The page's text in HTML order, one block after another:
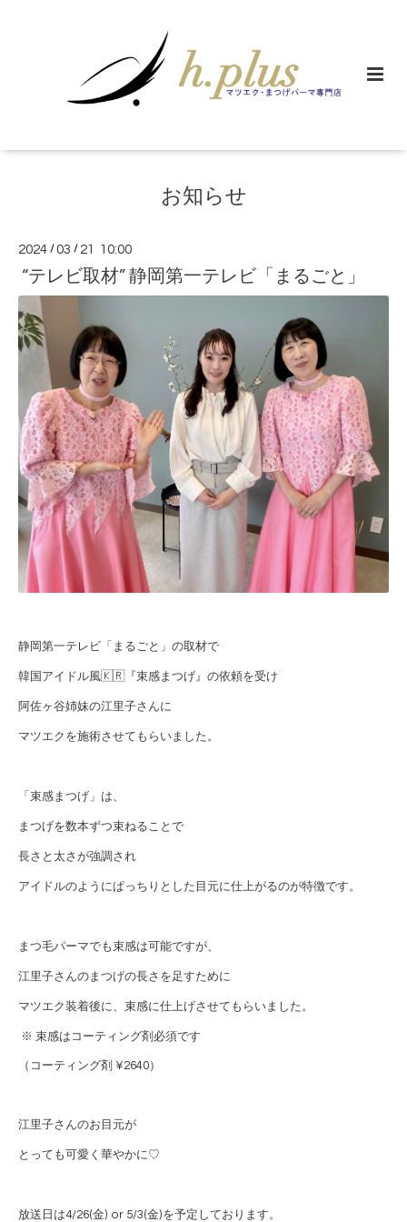
お知らせ
2024 /03 / 21 10:00
“テレビ取材” 静岡第一テレビ「まるごと」
静岡第一テレビ「まるごと」の取材で
韓国アイドル風🇰🇷『束感まつげ』の依頼を受け
阿佐ヶ谷姉妹の江里子さんに
マツエクを施術させてもらいました。
「束感まつげ」は、
まつげを数本ずつ束ねることで
長さと太さが強調され
アイドルのようにぱっちりとした目元に仕上がるのが特徴です。
まつ毛パーマでも束感は可能ですが、
江里子さんのまつげの長さを足すために
マツエク装着後に、束感に仕上げさせてもらいました。
※ 束感はコーティング剤必須です
（コーティング剤 ¥2640）
江里子さんのお目元が
とっても可愛く華やかに♡
放送日は4/26(金) or 5/3(金)を予定しております。